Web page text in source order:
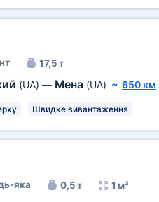
17,5 т
(UA) — Мена (UA) ~ 650 км
Швидке вивантаження
яка 0,5 т 1 м³